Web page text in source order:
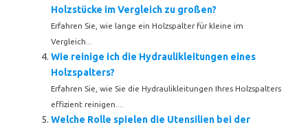
Holzstücke im Vergleich zu großen?
Erfahren Sie, wie lange ein Holzspalter für kleine im
Vergleich...
Wie reinige ich die Hydraulikleitungen eines
Holzspalters?
Erfahren Sie, wie Sie die Hydraulikleitungen Ihres Holzspalters
effizient reinigen....
Welche Rolle spielen die Utensilien bei der